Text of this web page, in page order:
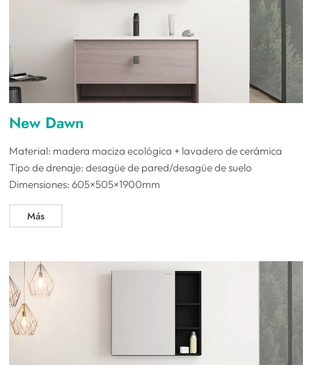
New Dawn
Material: madera maciza ecológica + lavadero de cerámica
Tipo de drenaje: desagüe de pared/desagüe de suelo
Dimensiones: 605×505×1900mm
Más